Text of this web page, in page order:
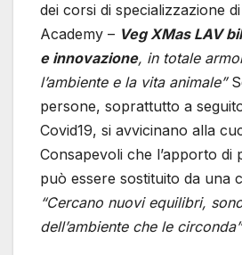
dei corsi di specializzazione
Academy – Veg XMas LAV
e innovazione, in totale
l’ambiente e la vita animale”
persone, soprattutto a
Covid19, si avvicinano alla
Consapevoli che l’apporto di
può essere sostituito da una
“Cercano nuovi equilibri,
dell’ambiente che le circonda”